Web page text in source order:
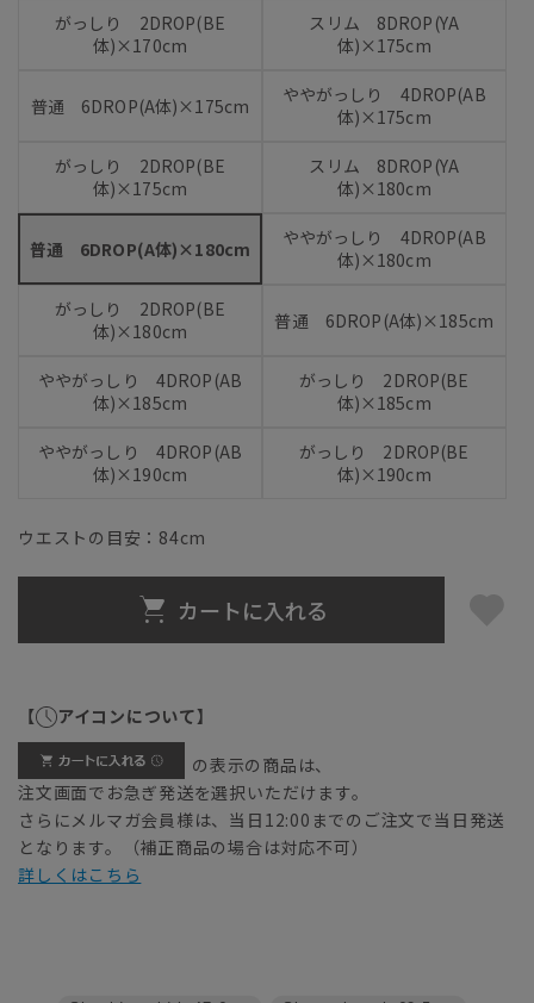
がっしり 2DROP(BE
体)×170cm
スリム 8DROP(YA
体)×175cm
普通 6DROP(A体)×175cm
ややがっしり 4DROP(AB
体)×175cm
がっしり 2DROP(BE
体)×175cm
スリム 8DROP(YA
体)×180cm
普通 6DROP(A体)×180cm
ややがっしり 4DROP(AB
体)×180cm
がっしり 2DROP(BE
体)×180cm
普通 6DROP(A体)×185cm
ややがっしり 4DROP(AB
体)×185cm
がっしり 2DROP(BE
体)×185cm
ややがっしり 4DROP(AB
体)×190cm
がっしり 2DROP(BE
体)×190cm
ウエストの目安： 84cm
カートに入れる
【 アイコンについて】
の表示の商品は、
注文画面でお急ぎ発送を選択いただけます。
さらにメルマガ会員様は、当日12:00までのご注文で当日発送
となります。（補正商品の場合は対応不可）
詳しくはこちら